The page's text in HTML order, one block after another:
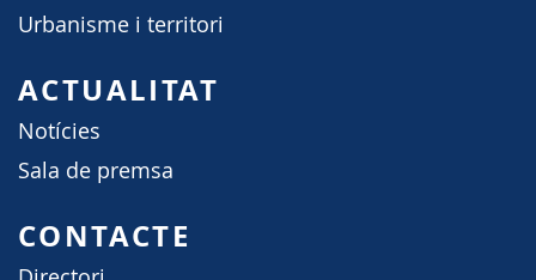
Urbanisme i territori
ACTUALITAT
Notícies
Sala de premsa
CONTACTE